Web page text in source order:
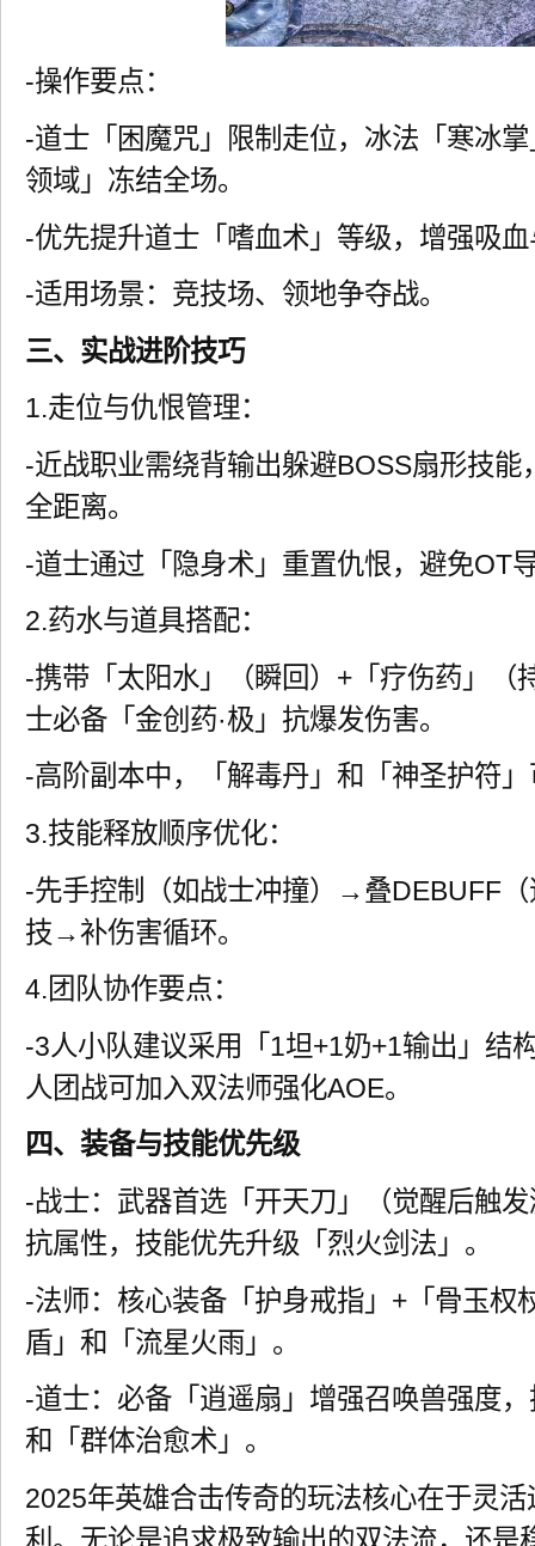
-操作要点：
-道士「困魔咒」限制走位，冰法「寒冰
领域」冻结全场。
-优先提升道士「嗜血术」等级，增强吸
-适用场景：竞技场、领地争夺战。
三、实战进阶技巧
1.走位与仇恨管理：
-近战职业需绕背输出躲避BOSS扇形技能
全距离。
-道士通过「隐身术」重置仇恨，避免OT
2.药水与道具搭配：
-携带「太阳水」（瞬回）+「疗伤药」（
士必备「金创药·极」抗爆发伤害。
-高阶副本中，「解毒丹」和「神圣护符
3.技能释放顺序优化：
-先手控制（如战士冲撞）→叠DEBUFF
技→补伤害循环。
4.团队协作要点：
-3人小队建议采用「1坦+1奶+1输出」结
人团战可加入双法师强化AOE。
四、装备与技能优先级
-战士：武器首选「开天刀」（觉醒后触
抗属性，技能优先升级「烈火剑法」。
-法师：核心装备「护身戒指」+「骨玉权
盾」和「流星火雨」。
-道士：必备「逍遥扇」增强召唤兽强度
和「群体治愈术」。
2025年英雄合击传奇的玩法核心在于灵
利。无论是追求极致输出的双法流，还是